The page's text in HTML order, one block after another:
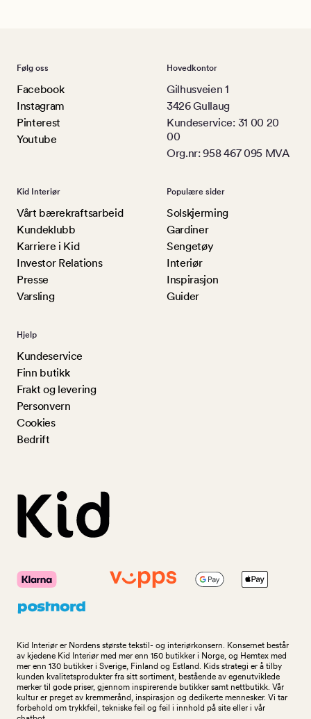
Følg oss
Facebook
Instagram
Pinterest
Youtube
Hovedkontor
Gilhusveien 1
3426 Gullaug
Kundeservice: 31 00 20
00
Org.nr: 958 467 095 MVA
Kid Interiør
Vårt bærekraftsarbeid
Kundeklubb
Karriere i Kid
Investor Relations
Presse
Varsling
Populære sider
Solskjerming
Gardiner
Sengetøy
Interiør
Inspirasjon
Guider
Hjelp
Kundeservice
Finn butikk
Frakt og levering
Personvern
Cookies
Bedrift
Kid Interiør er Nordens største tekstil- og interiørkonsern. Konsernet består
av kjedene Kid Interiør med mer enn 150 butikker i Norge, og Hemtex med
mer enn 130 butikker i Sverige, Finland og Estland. Kids strategi er å tilby
kunden kvalitetsprodukter fra sitt sortiment, bestående av egenutviklede
merker til gode priser, gjennom inspirerende butikker samt nettbutikk. Vår
kultur er preget av kremmerånd, inspirasjon og dedikerte mennesker. Vi tar
forbehold om trykkfeil, tekniske feil og feil i innhold på site eller i vår